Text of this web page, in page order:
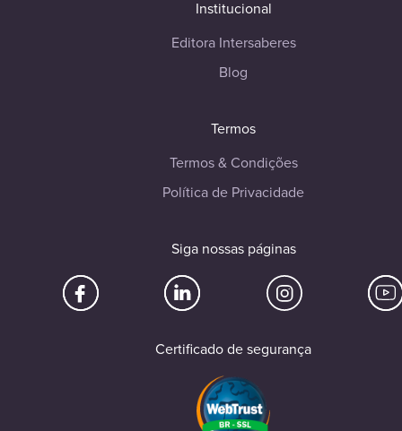
Institucional
Editora Intersaberes
Blog
Termos
Termos & Condições
Política de Privacidade
Siga nossas páginas
Certificado de segurança